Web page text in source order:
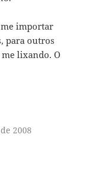
me importar
para outros
lixando. O
2008